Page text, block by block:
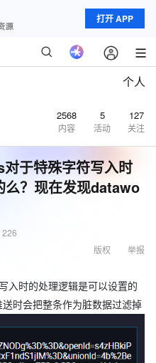
打开 APP
个人
2568
内容
5
活动
127
关注
于特殊字符写入时
么？现在发现datawo
226
举报
版权
入时的处理逻辑是可以设置的
时会把整条作为脏数据过滤掉